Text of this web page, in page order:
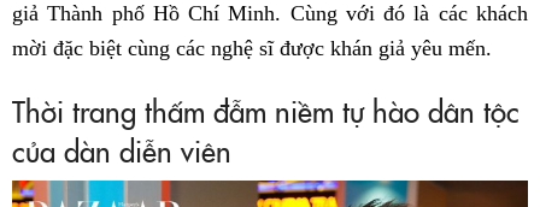
giả Thành phố Hồ Chí Minh. Cùng với đó là các khách
mời đặc biệt cùng các nghệ sĩ được khán giả yêu mến.
Thời trang thấm đẫm niềm tự hào dân tộc
của dàn diễn viên